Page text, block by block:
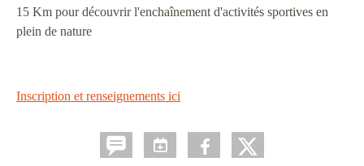
15 Km pour découvrir l'enchaînement d'activités sportives en
plein de nature
Inscription et renseignements ici